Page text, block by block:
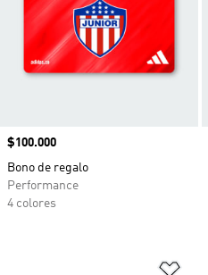
Precio
$100.000
Bono de regalo
Performance
4 colores